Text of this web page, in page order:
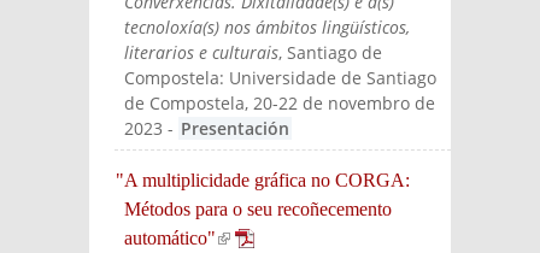
tecnoloxía(s) nos ámbitos lingüísticos,
literarios e culturais, Santiago de
Compostela: Universidade de Santiago
de Compostela, 20-22 de novembro de
2023 - Presentación
"A multiplicidade gráfica no CORGA:
Métodos para o seu recoñecemento
automático"(link is external)